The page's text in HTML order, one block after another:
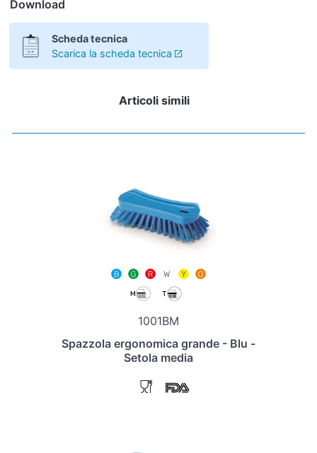
Download
Scheda tecnica
Scarica la scheda tecnica
Articoli simili
1001BM
Spazzola ergonomica grande - Blu -
Setola media